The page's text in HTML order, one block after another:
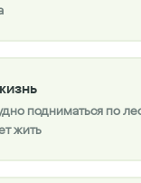
подниматься по
жить